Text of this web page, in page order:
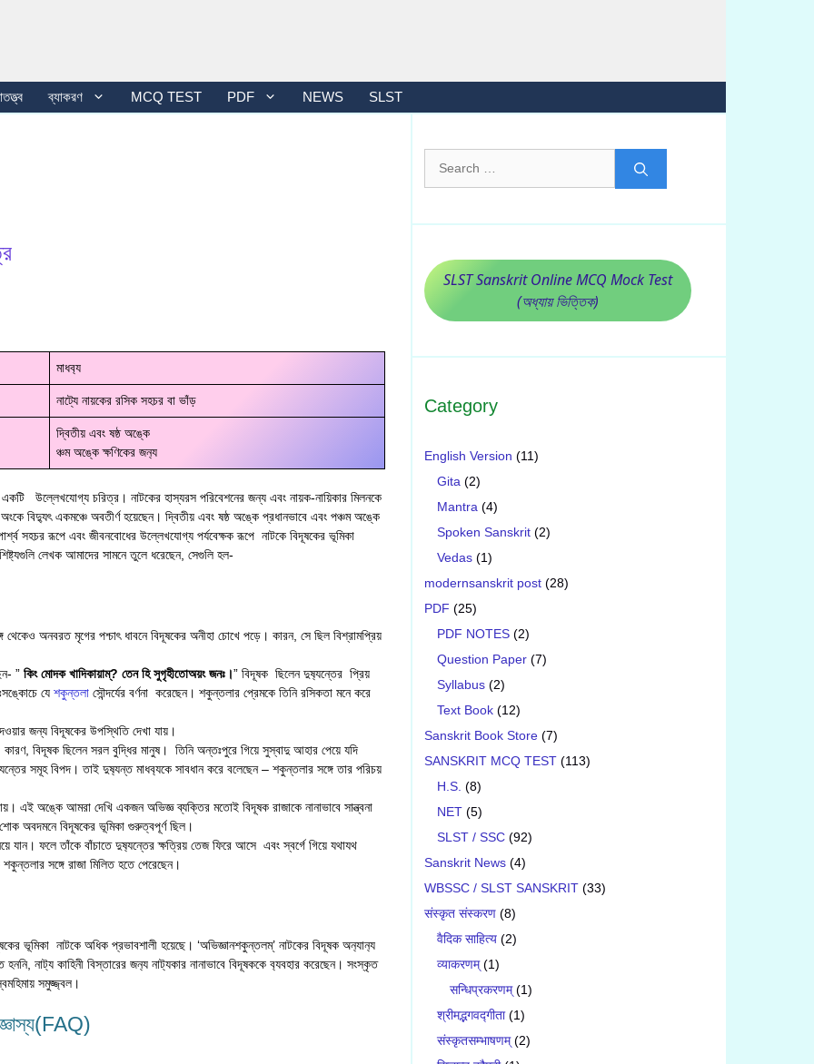
ব্যাকরণ MCQ TEST PDF NEWS SLST
মাধব‍্য
নাট্যে নায়কের রসিক সহচর বা ভাঁড়
দ্বিতীয় এবং ষষ্ঠ অঙ্কে
ঞ্চম অঙ্কে ক্ষণিকের জন‍্য
উল্লেখযোগ্য চরিত্র। নাটকের হাস্যরস পরিবেশনের জন্য এবং নায়ক-নায়িকার মিলনকে
বিদ্যুৎ একমঞ্চে অবতীর্ণ হয়েছেন। দ্বিতীয় এবং ষষ্ঠ অঙ্কে প্রধানভাবে এবং পঞ্চম অঙ্কে
সহচর রূপে এবং জীবনবোধের উল্লেখযোগ্য পর্যবেক্ষক রূপে নাটকে বিদূষকের ভূমিকা
লেখক আমাদের সামনে তুলে ধরেছেন, সেগুলি হল-
থেকেও অনবরত মৃগের পশ্চাৎ ধাবনে বিদূষকের অনীহা চোখে পড়ে। কারন, সে ছিল বিশ্রামপ্রিয়
” কিং মোদক খাদিকায়াম্? তেন হি সুগৃহীতোঅয়ং জনঃ।” বিদূষক ছিলেন দুষ‍্যন্তের প্রিয়
যে শকুন্তলা সৌন্দর্যের বর্ণনা করেছেন। শকুন্তলার প্রেমকে তিনি রসিকতা মনে করে
জন্য বিদূষকের উপস্থিতি দেখা যায়।
বিদূষক ছিলেন সরল বুদ্ধির মানুষ। তিনি অন্তঃপুরে গিয়ে সুস্বাদু আহার পেয়ে যদি
সমূহ বিপদ। তাই দুষ‍্যন্ত‍ মাধব‍্যকে সাবধান করে বলেছেন – শকুন্তলার সঙ্গে তার পরিচয়
এই অঙ্কে আমরা দেখি একজন অভিজ্ঞ ব্যক্তির মতোই বিদূষক রাজাকে নানাভাবে সান্ত্বনা
অবদমনে বিদূষকের ভূমিকা গুরুত্বপূর্ণ ছিল।
যান। ফলে তাঁকে বাঁচাতে দুষ‍্যন্তের ক্ষত্রিয় তেজ ফিরে আসে এবং স্বর্গে গিয়ে যথাযথ
সঙ্গে রাজা মিলিত হতে পেরেছেন।
ভূমিকা নাটকে অধিক প্রভাবশালী হয়েছে। ‘অভিজ্ঞানশকুন্তলম্’ নাটকের বিদূষক অন‍্যান‍্য
নাট‍্য কাহিনী বিস্তারের জন‍্য নাট‍্যকার নানাভাবে বিদূষককে ব‍্যবহার করেছেন। সংস্কৃত
সমুজ্জ্বল।
for:
SLST Sanskrit Online MCQ Mock Test
(অধ্যায় ভিত্তিক)
Category
English Version (11)
Gita (2)
Mantra (4)
Spoken Sanskrit (2)
Vedas (1)
modernsanskrit post (28)
PDF (25)
PDF NOTES (2)
Question Paper (7)
Syllabus (2)
Text Book (12)
Sanskrit Book Store (7)
SANSKRIT MCQ TEST (113)
H.S. (8)
NET (5)
SLST / SSC (92)
Sanskrit News (4)
WBSSC / SLST SANSKRIT (33)
संस्कृत संस्करण (8)
वैदिक साहित्य (2)
व्याकरणम्(1)
सन्धिप्रकरणम्(1)
श्रीमद्भगवद्गीता(1)
संस्कृतसम्भाषणम्(2)